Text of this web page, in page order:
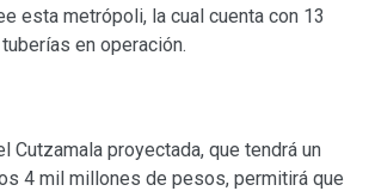
esta metrópoli, la cual cuenta con 13
en operación.
Cutzamala proyectada, que tendrá un
4 mil millones de pesos, permitirá que